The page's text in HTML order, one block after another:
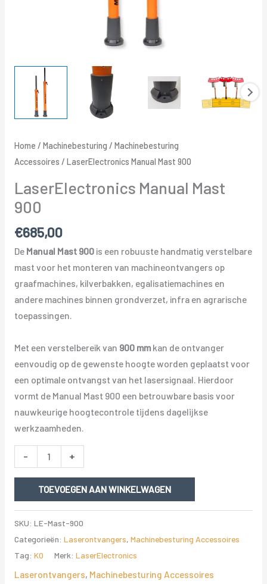
Home / Machinebesturing / Machinebesturing
Accessoires / LaserElectronics Manual Mast 900
LaserElectronics Manual Mast
900
€685,00
De Manual Mast 900is een robuuste handmatig verstelbare
mast voor het monteren van machineontvangers op
graafmachines, kilverbakken, egalisatiemachines en
andere machines binnen grondverzet, infra en agrarische
toepassingen.
Met een verstelbereik van 900 mmkan de ontvanger
eenvoudig op de gewenste hoogte worden geplaatst voor
een optimale ontvangst van het lasersignaal. Hierdoor
vormt de Manual Mast 900 een betrouwbare basis voor
nauwkeurige hoogtecontrole tijdens dagelijkse
werkzaamheden.
-
LaserElectronics
Manual
900
+
TOEVOEGEN AAN WINKELWAGEN
SKU: LE-Mast-900
Categorieën: Laserontvangers, Machinebesturing Accessoires
Tag: K0 Merk: LaserElectronics
Laserontvangers, Machinebesturing Accessoires